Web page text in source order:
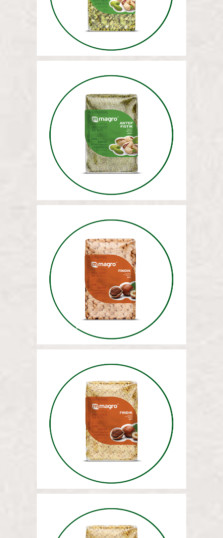
ФИСТАШКИ (МОЛОТЫЕ) 5 КГ
ЛЕЩИННЫЕ ОРЕХИ (БЕЗ
СКОРЛУПЫ И ВСЕГО) 5 КГ
ФУНДУК (РУБЛЕНЫЙ) 5 КГ